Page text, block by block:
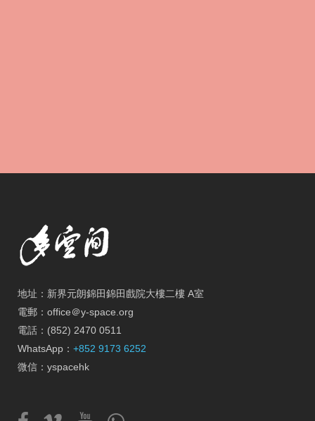
地址：新界元朗錦田錦田戲院大樓二樓 A室
電郵：office＠y-space.org
電話：(852) 2470 0511
WhatsApp： +852 9173 6252
微信：yspacehk